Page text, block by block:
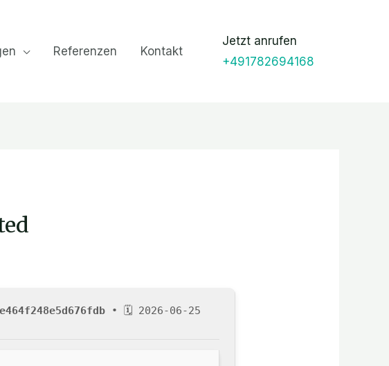
Referenzen Kontakt
Jetzt anrufen
+491782694168
• 🗓 2026-06-25